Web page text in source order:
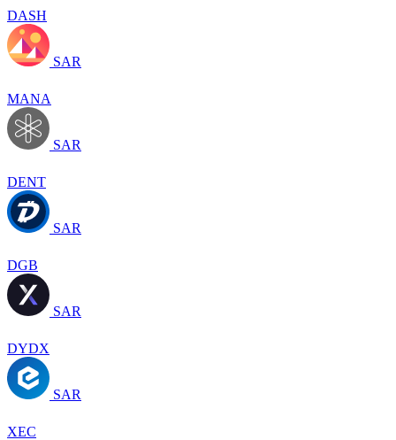
DASH
SAR
MANA
SAR
DENT
SAR
DGB
SAR
DYDX
SAR
XEC